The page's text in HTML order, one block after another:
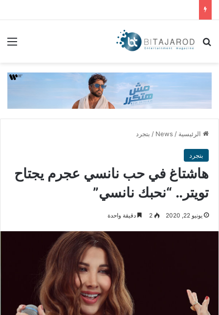
بحث عن
الرئيسية /
News
/ بتجرد
بتجرد
هاشتاغ في حب نانسي عجرم يجتاح
تويتر.. “نحبك نانسي”
يونيو 22, 2020 2 دقيقة واحدة